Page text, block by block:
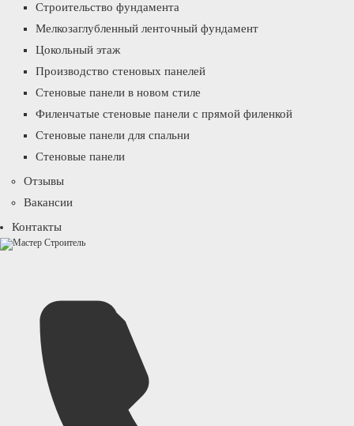
Строительство фундамента
Мелкозаглубленный ленточный фундамент
Цокольный этаж
Производство стеновых панелей
Стеновые панели в новом стиле
Филенчатые стеновые панели с прямой филенкой
Стеновые панели для спальни
Стеновые панели
Отзывы
Вакансии
Контакты